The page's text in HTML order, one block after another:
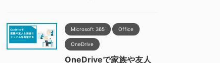
Microsoft 365 Office
OneDrive
OneDriveで家族や友人